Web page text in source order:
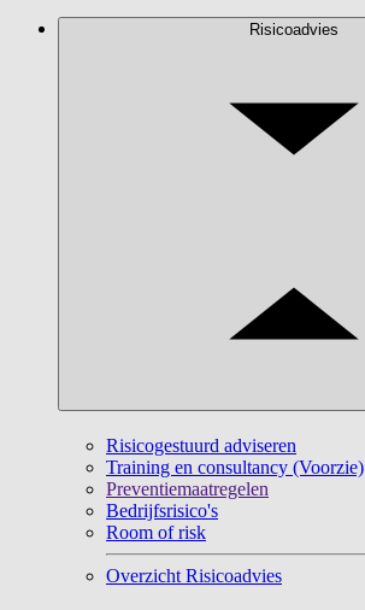
Risicoadvies
Risicogestuurd adviseren
Training en consultancy (Voorzie)
Preventiemaatregelen
Bedrijfsrisico's
Room of risk
Overzicht Risicoadvies